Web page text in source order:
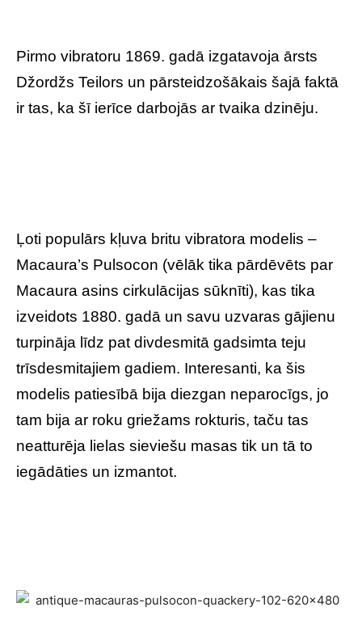
Pirmo vibratoru 1869. gadā izgatavoja ārsts
Džordžs Teilors un pārsteidzošākais šajā faktā
ir tas, ka šī ierīce darbojās ar tvaika dzinēju.
Ļoti populārs kļuva britu vibratora modelis –
Macaura’s Pulsocon (vēlāk tika pārdēvēts par
Macaura asins cirkulācijas sūknīti), kas tika
izveidots 1880. gadā un savu uzvaras gājienu
turpināja līdz pat divdesmitā gadsimta teju
trīsdesmitajiem gadiem. Interesanti, ka šis
modelis patiesībā bija diezgan neparocīgs, jo
tam bija ar roku griežams rokturis, taču tas
neatturēja lielas sieviešu masas tik un tā to
iegādāties un izmantot.